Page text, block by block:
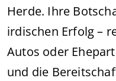
Herde. Ihre
irdischen Erfolg –
Autos oder
und die